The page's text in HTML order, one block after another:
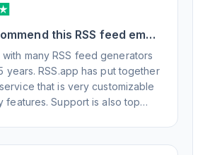
this RSS feed email
service.
many RSS feed generators
years. RSS.app has put together
that is very customizable
features. Support is also top
Highly recommend for all your